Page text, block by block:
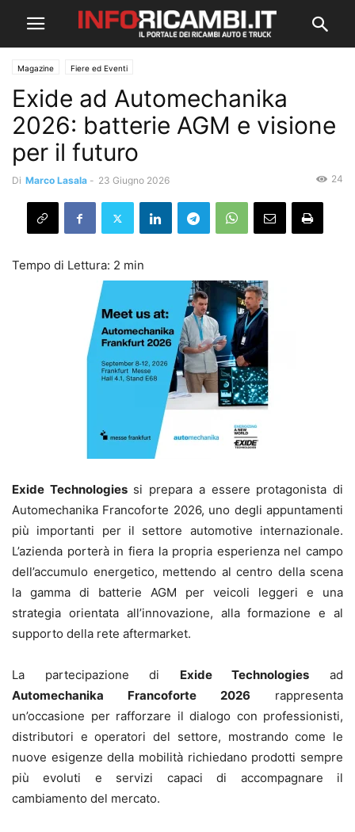
Magazine Fiere ed Eventi
Exide ad Automechanika
2026: batterie AGM e visione
per il futuro
Di Marco Lasala - 23 Giugno 2026 24
Exide Technologiessi prepara a essere protagonista di
Automechanika Francoforte 2026, uno degli appuntamenti
più importanti per il settore automotive internazionale.
L’azienda porterà in fiera la propria esperienza nel campo
dell’accumulo energetico, mettendo al centro della scena
la gamma di batterie AGM per veicoli leggeri e una
strategia orientata all’innovazione, alla formazione e al
supporto della rete aftermarket.
La partecipazione di Exide Technologies ad
Automechanika Francoforte 2026 rappresenta
un’occasione per rafforzare il dialogo con professionisti,
distributori e operatori del settore, mostrando come le
nuove esigenze della mobilità richiedano prodotti sempre
più evoluti e servizi capaci di accompagnare il
cambiamento del mercato.